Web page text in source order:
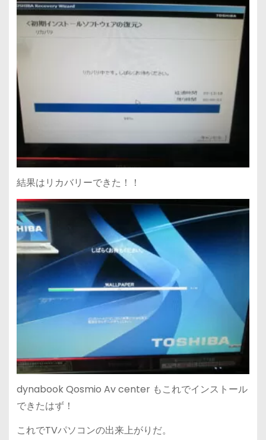
結果はリカバリーできた！！
dynabook Qosmio Av center もこれでインストール
できたはず！
これでTVパソコンの出来上がりだ。